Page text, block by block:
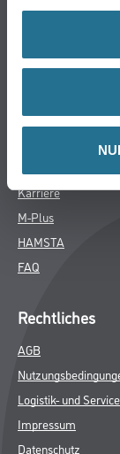
Werkzeug &
Unternehmen
Karriere
M-Plus
HAMSTA
FAQ
Rechtliches
AGB
Logistik- und
Impressum
Datenschutz